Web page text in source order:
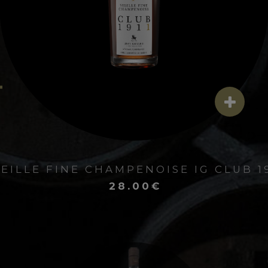
FINE CHAMPENOISE IG CLUB
28.00€